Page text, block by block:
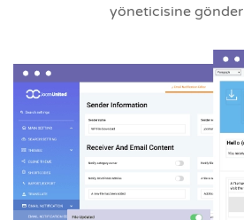
yöneticisine